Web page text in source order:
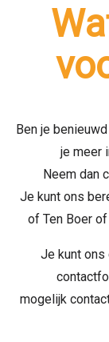
Ben je
je meer
Neem dan
Je kunt ons
of Ten Boer
Je kunt ons
mogelijk